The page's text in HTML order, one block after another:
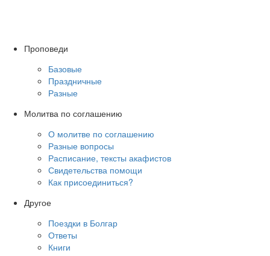
Проповеди
Базовые
Праздничные
Разные
Молитва по соглашению
О молитве по соглашению
Разные вопросы
Расписание, тексты акафистов
Свидетельства помощи
Как присоединиться?
Другое
Поездки в Болгар
Ответы
Книги